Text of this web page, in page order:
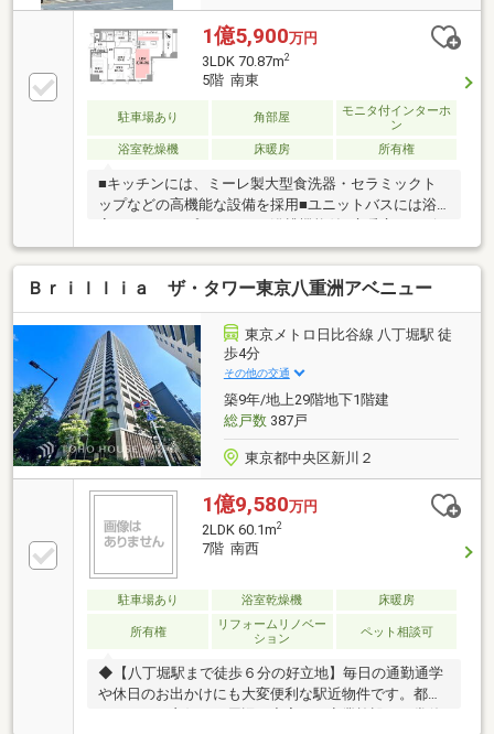
1億5,900万円
3LDK 70.87m2
5階 南東
駐車場あり 角部屋
モニタ付インターホ
ン
浴室乾燥機
床暖房 所有権
■キッチンには、ミーレ製大型食洗器・セラミックト
ップなどの高機能な設備を採用■ユニットバスには浴
ングダイニングおよびキッチンに設置■70㎡、3LDKで
全室に収納あり■京葉線『八丁堀』駅まで徒歩４分
『東京駅』まで１駅２分！〇リノベーション内容〇＊
システムキッチン・ユニットバス・洗面化粧台・トイ
レ交換＊全壁・全天井クロス貼替＊フローリング・フ
ロアタイル張替・全建具・シューズボックス交換 等
Ｂｒｉｌｌｉａ ザ・タワー東京八重洲アベニュー
東京メトロ日比谷線 八丁堀駅 徒
歩4分
その他の交通
築9年/地上29階地下1階建
総戸数387戸
東京都中央区新川２
1億9,580万円
2LDK 60.1m2
7階 南西
駐車場あり 浴室乾燥機 床暖房
所有権
リフォームリノベー
ション
ペット相談可
◆【八丁堀駅まで徒歩６分の好立地】毎日の通勤通学
や休日のお出かけにも大変便利な駅近物件です。都心